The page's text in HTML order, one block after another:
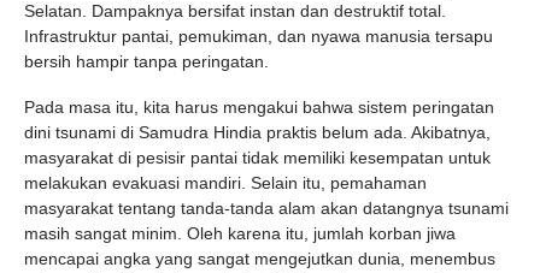
Selatan. Dampaknya bersifat instan dan destruktif total.
Infrastruktur pantai, pemukiman, dan nyawa manusia tersapu
bersih hampir tanpa peringatan.
Pada masa itu, kita harus mengakui bahwa sistem peringatan
dini tsunami di Samudra Hindia praktis belum ada. Akibatnya,
masyarakat di pesisir pantai tidak memiliki kesempatan untuk
melakukan evakuasi mandiri. Selain itu, pemahaman
masyarakat tentang tanda-tanda alam akan datangnya tsunami
masih sangat minim. Oleh karena itu, jumlah korban jiwa
mencapai angka yang sangat mengejutkan dunia, menembus